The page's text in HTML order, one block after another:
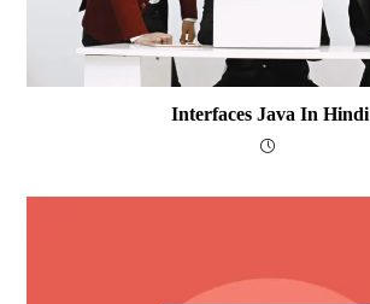
Interfaces Java In Hindi